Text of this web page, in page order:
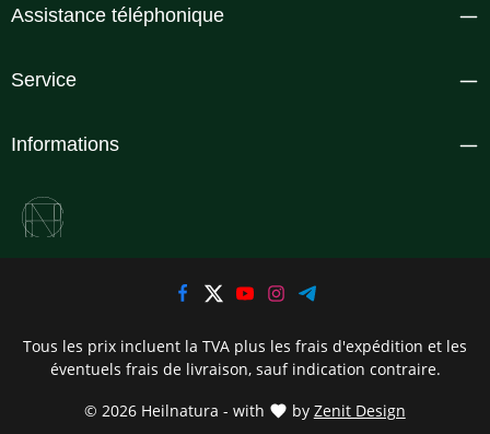
Assistance téléphonique
Service
Informations
© 2026 Heilnatura - with by Zenit Design
Tous les prix incluent la TVA plus les frais d'expédition et les
éventuels frais de livraison, sauf indication contraire.